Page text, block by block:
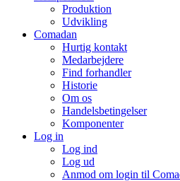
Produktion
Udvikling
Comadan
Hurtig kontakt
Medarbejdere
Find forhandler
Historie
Om os
Handelsbetingelser
Komponenter
Log in
Log ind
Log ud
Anmod om login til